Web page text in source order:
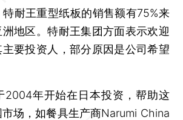
王重型纸板的销售额有75%来
地区。特耐王集团方面表示欢迎
要投资人，部分原因是公司希望
年开始在日本投资，帮助这
场，如餐具生产商Narumi China